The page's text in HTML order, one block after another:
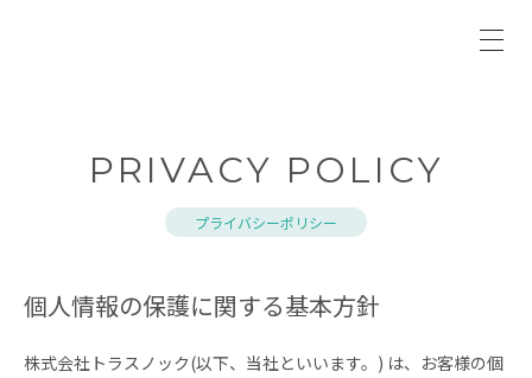
PRIVACY POLICY
プライバシーポリシー
個人情報の保護に関する基本方針
株式会社トラスノック(以下、当社といいます。) は、お客様の個